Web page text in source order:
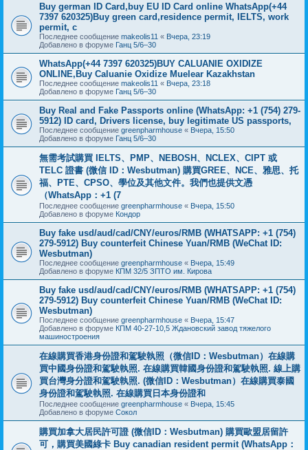
Buy german ID Card,buy EU ID Card online WhatsApp(+44
7397 620325)Buy green card,residence permit, IELTS, work
permit, c
Последнее сообщение makeolis11 « Вчера, 23:19
Добавлено в форуме Ганц 5/6–30
WhatsApp(+44 7397 620325)BUY CALUANIE OXIDIZE
ONLINE,Buy Caluanie Oxidize Muelear Kazakhstan
Последнее сообщение makeolis11 « Вчера, 23:18
Добавлено в форуме Ганц 5/6–30
Buy Real and Fake Passports online (WhatsApp: +1 (754) 279-
5912) ID card, Drivers license, buy legitimate US passports,
Последнее сообщение greenpharmhouse « Вчера, 15:50
Добавлено в форуме Ганц 5/6–30
無需考試購買 IELTS、PMP、NEBOSH、NCLEX、CIPT 或
TELC 證書 (微信 ID：Wesbutman) 購買GREE、NCE、雅思、托
福、PTE、CPSO、學位及其他文件。我們也提供文憑
（WhatsApp：+1 (7
Последнее сообщение greenpharmhouse « Вчера, 15:50
Добавлено в форуме Кондор
Buy fake usd/aud/cad/CNY/euros/RMB (WHATSAPP: +1 (754)
279-5912) Buy counterfeit Chinese Yuan/RMB (WeChat ID:
Wesbutman)
Последнее сообщение greenpharmhouse « Вчера, 15:49
Добавлено в форуме КПМ 32/5 ЗПТО им. Кирова
Buy fake usd/aud/cad/CNY/euros/RMB (WHATSAPP: +1 (754)
279-5912) Buy counterfeit Chinese Yuan/RMB (WeChat ID:
Wesbutman)
Последнее сообщение greenpharmhouse « Вчера, 15:47
Добавлено в форуме КПМ 40-27-10,5 Ждановский завод тяжелого
машиностроения
在線購買香港身份證和駕駛執照（微信ID：Wesbutman）在線購
買中國身份證和駕駛執照. 在線購買韓國身份證和駕駛執照. 線上購
買台灣身分證和駕駛執照. (微信ID：Wesbutman）在線購買泰國
身份證和駕駛執照. 在線購買日本身份證和
Последнее сообщение greenpharmhouse « Вчера, 15:45
Добавлено в форуме Сокол
購買加拿大居民許可證 (微信ID：Wesbutman) 購買歐盟居留許
可，購買美國綠卡 Buy canadian resident permit (WhatsApp：